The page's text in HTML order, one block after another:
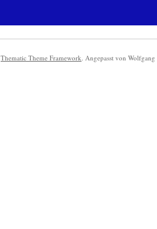
Thematic Theme Framework. Angepasst von